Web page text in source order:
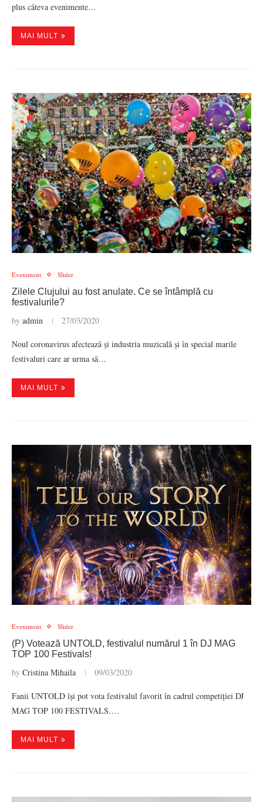
plus câteva evenimente…
MAI MULT
Eveniment Slider
Zilele Clujului au fost anulate. Ce se întâmplă cu
festivalurile?
by admin 27/03/2020
Noul coronavirus afectează și industria muzicală și în special marile
festivaluri care ar urma să…
MAI MULT
Eveniment Slider
(P) Votează UNTOLD, festivalul numărul 1 în DJ MAG
TOP 100 Festivals!
by Cristina Mihaila 09/03/2020
Fanii UNTOLD își pot vota festivalul favorit în cadrul competiției DJ
MAG TOP 100 FESTIVALS.…
MAI MULT